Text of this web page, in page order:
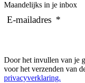
Maandelijks in je inbox
E-mailadres *
Door het invullen van je
voor het verzenden van
privacyverklaring.